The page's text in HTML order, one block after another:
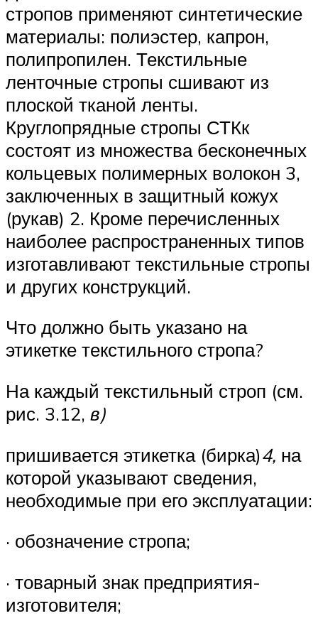
стропов применяют синтетические
материалы: полиэстер, капрон,
полипропилен. Текстильные
ленточные стропы сшивают из
плоской тканой ленты.
Круглопрядные стропы СТКк
состоят из множества бесконечных
кольцевых полимерных во­локон 3,
заключенных в защитный кожух
(рукав) 2. Кроме перечис­ленных
наиболее распространенных типов
изготавливают текстильные стропы
и других конструкций.
Что должно быть указано на
этикетке текстильного стропа?
На каждый текстильный строп (см.
рис. 3.12, в)
пришивается этикет­ка (бирка)4, на
которой указывают сведения,
необходимые при его эк­сплуатации:
· обозначение стропа;
· товарный знак предприятия-
изготовителя;